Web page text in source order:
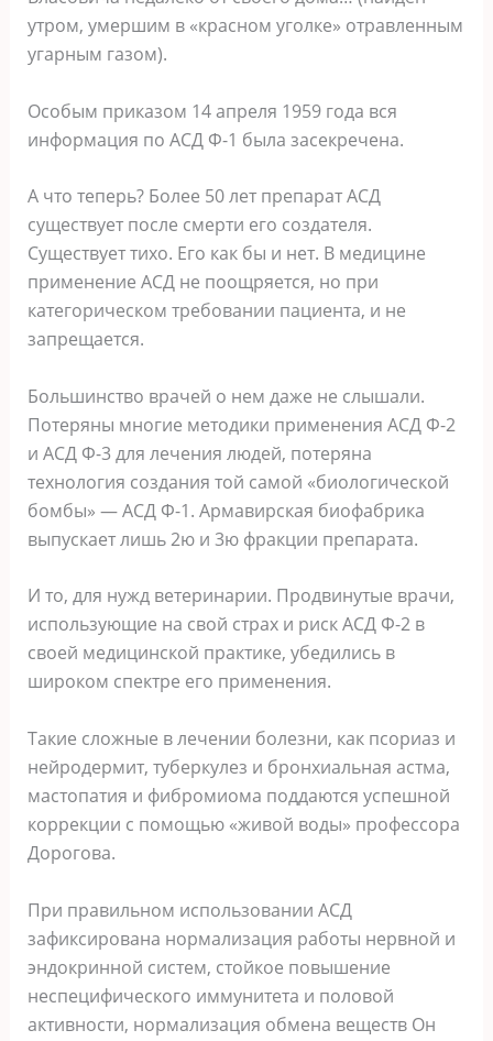
утром, умершим в «красном уголке» отравленным
угарным газом).
Особым приказом 14 апреля 1959 года вся
информация по АСД Ф-1 была засекречена.
А что теперь? Более 50 лет препарат АСД
существует после смерти его создателя.
Существует тихо. Его как бы и нет. В медицине
применение АСД не поощряется, но при
категорическом требовании пациента, и не
запрещается.
Большинство врачей о нем даже не слышали.
Потеряны многие методики применения АСД Ф-2
и АСД Ф-3 для лечения людей, потеряна
технология создания той самой «биологической
бомбы» — АСД Ф-1. Армавирская биофабрика
выпускает лишь 2ю и 3ю фракции препарата.
И то, для нужд ветеринарии. Продвинутые врачи,
использующие на свой страх и риск АСД Ф-2 в
своей медицинской практике, убедились в
широком спектре его применения.
Такие сложные в лечении болезни, как псориаз и
нейродермит, туберкулез и бронхиальная астма,
мастопатия и фибромиома поддаются успешной
коррекции с помощью «живой воды» профессора
Дорогова.
При правильном использовании АСД
зафиксирована нормализация работы нервной и
эндокринной систем, стойкое повышение
неспецифического иммунитета и половой
активности, нормализация обмена веществ Он